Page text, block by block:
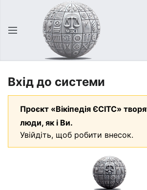
Відкрити головне меню
Вхід до системи
Проєкт «Вікіпедія ЄСІТС»
люди, як і Ви.
Увійдіть, щоб робити внесок.